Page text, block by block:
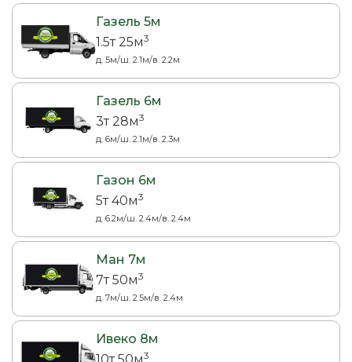
Газель 5м
1.5т 25м3
д. 5м/ш. 2.1м/в. 2.2м
Газель 6м
3т 28м3
д. 6м/ш. 2.1м/в. 2.3м
Газон 6м
5т 40м3
д. 6.2м/ш. 2.4м/в. 2.4м
Ман 7м
7т 50м3
д. 7м/ш. 2.5м/в. 2.4м
Ивеко 8м
3